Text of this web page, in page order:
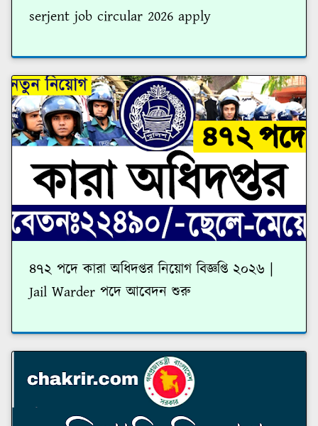
serjent job circular 2026 apply
৪৭২ পদে কারা অধিদপ্তর নিয়োগ বিজ্ঞপ্তি ২০২৬ |
Jail Warder পদে আবেদন শুরু